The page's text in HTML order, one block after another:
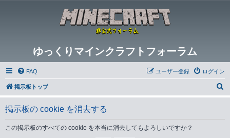
ゆっくりマインクラフトフォーラム
FAQ ログイン
ユーザー登録
掲示板トップ
索
掲示板の cookie を消去する
この掲示板のすべての cookie を本当に消去してもよろしいですか？